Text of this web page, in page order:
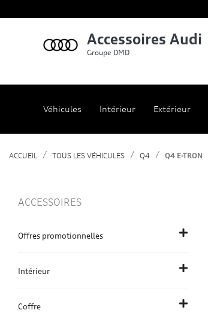
Accessoires Audi
Groupe DMD
Véhicules Intérieur Extérieur
ACCUEIL TOUS LES VÉHICULES Q4 Q4 E-TRON
ACCESSOIRES
Offres promotionnelles
Intérieur
Coffre